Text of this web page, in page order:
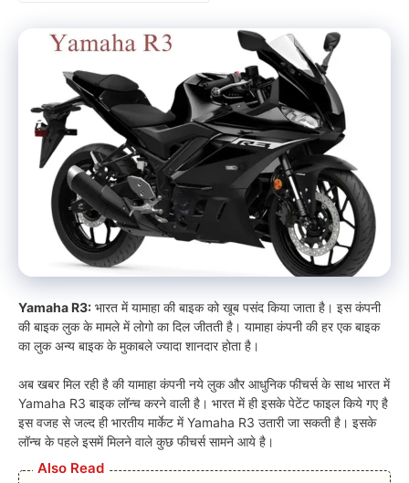
Yamaha R3: भारत में यामाहा की बाइक को खूब पसंद किया जाता है। इस कंपनी
की बाइक लुक के मामले में लोगो का दिल जीतती है। यामाहा कंपनी की हर एक बाइक
का लुक अन्य बाइक के मुकाबले ज्यादा शानदार होता है।
अब खबर मिल रही है की यामाहा कंपनी नये लुक और आधुनिक फीचर्स के साथ भारत में
Yamaha R3 बाइक लॉन्च करने वाली है। भारत में ही इसके पेटेंट फाइल किये गए है
इस वजह से जल्द ही भारतीय मार्केट में Yamaha R3 उतारी जा सकती है। इसके
लॉन्च के पहले इसमें मिलने वाले कुछ फीचर्स सामने आये है।
Also Read